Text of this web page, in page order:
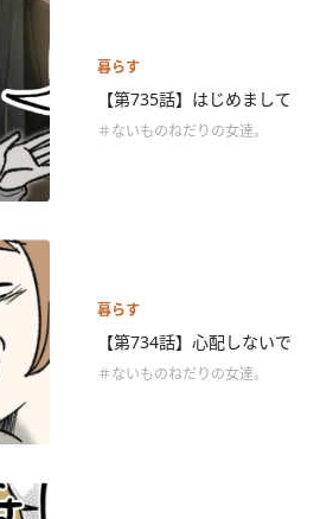
暮らす
【第735話】はじめまして
＃ないものねだりの女達。
暮らす
【第734話】心配しないで
＃ないものねだりの女達。